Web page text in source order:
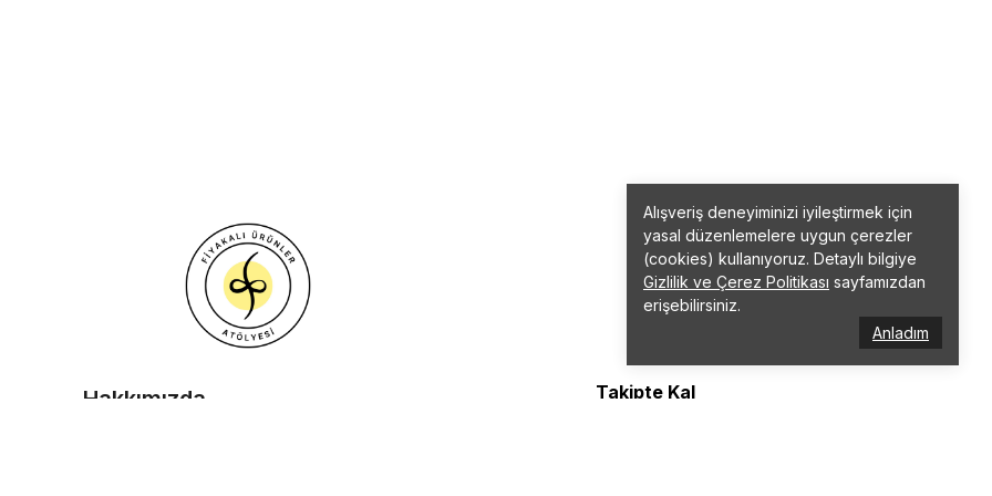
Alışveriş deneyiminizi iyileştirmek için
yasal düzenlemelere uygun çerezler
(cookies) kullanıyoruz. Detaylı bilgiye
Gizlilik ve Çerez Politikası sayfamızdan
erişebilirsiniz.
Anladım
Hakkımızda Takipte Kal